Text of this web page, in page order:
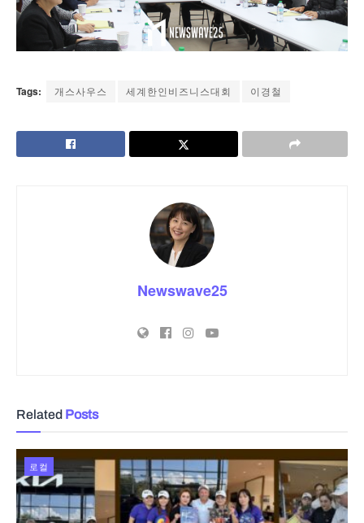
Tags: 개스사우스 세계한인비즈니스대회 이경철
Newswave25
Related Posts
로컬